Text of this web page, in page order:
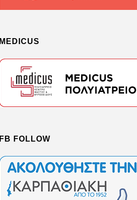
MEDICUS
FB FOLLOW